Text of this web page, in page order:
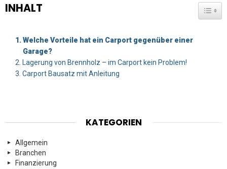
INHALT
Welche Vorteile hat ein Carport gegenüber einer
Garage?
Lagerung von Brennholz – im Carport kein Problem!
Carport Bausatz mit Anleitung
KATEGORIEN
Allgemein
Branchen
Finanzierung